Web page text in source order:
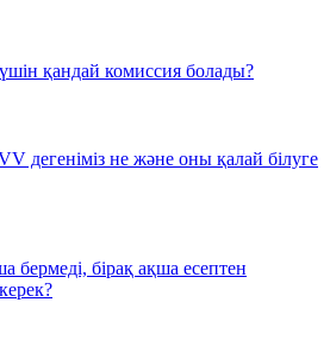
қандай комиссия болады?
дегеніміз не және оны қалай білуге
бермеді, бірақ ақша есептен